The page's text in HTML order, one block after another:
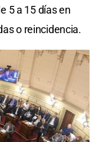
5 a 15 días en
o reincidencia.